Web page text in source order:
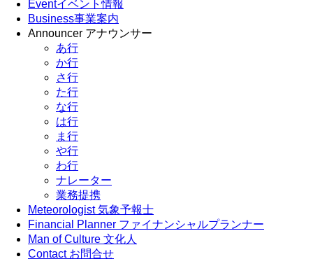
Eventイベント情報
Business事業案内
Announcer アナウンサー
あ行
か行
さ行
た行
な行
は行
ま行
や行
わ行
ナレーター
業務提携
Meteorologist気象予報士
Financial Planner ファイナンシャルプランナー
Man of Culture 文化人
Contact お問合せ